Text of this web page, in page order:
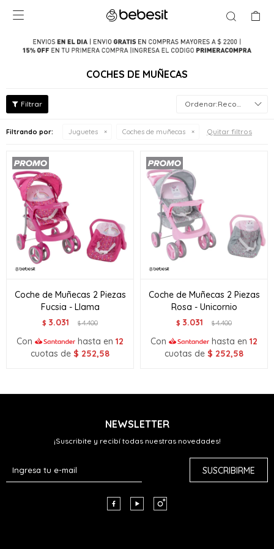

COCHES DE MUÑECAS
Recomendados
Filtrando por: Juguetes Coches de muñecas Quitar filtros
Coche de Muñecas 2 Piezas
Fucsia - Llama
$ 3.031 $4.400
Con hasta en 12
cuotas de $ 252,58
Coche de Muñecas 2 Piezas
Rosa - Unicornio
$ 3.031 $4.400
Con hasta en 12
cuotas de $ 252,58
NEWSLETTER
¡Suscribite y recibí todas nuestras novedades!
SUSCRIBIRME
  